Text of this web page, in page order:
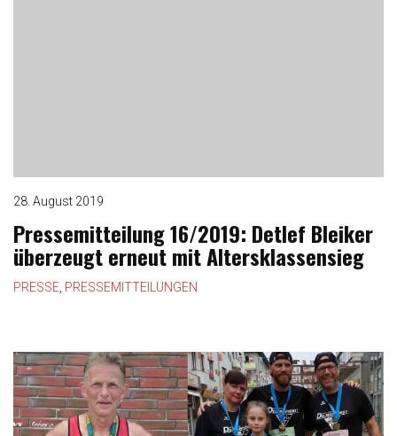
28. August 2019
Pressemitteilung 16/2019: Detlef Bleiker
überzeugt erneut mit Altersklassensieg
PRESSE PRESSEMITTEILUNGEN